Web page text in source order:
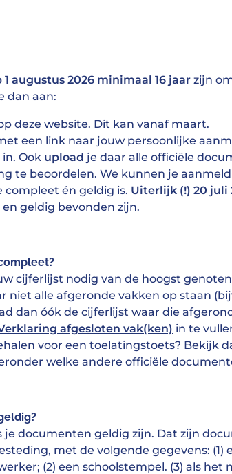
1 augustus 2026 minimaal 16 jaar zijn
dan aan:
deze website. Dit kan vanaf maart.
een link naar jouw persoonlijke
Ook upload je daar alle officiële
te beoordelen. We kunnen je
én geldig is. Uiterlijk (!) 20 juli
geldig bevonden zijn.
cijferlijst nodig van de hoogst
niet alle afgeronde vakken op staan
dan óók de cijferlijst waar die
afgesloten vak(ken) in te
voor een toelatingstoets? Bekijk
welke andere officiële
je documenten geldig zijn. Dat zijn
met de volgende gegevens: (1)
(2) een schoolstempel. (3) als het